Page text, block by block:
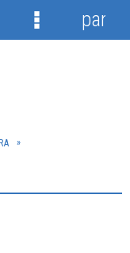
Menu
panel